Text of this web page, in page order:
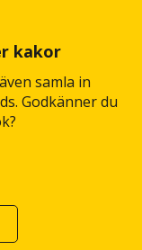
kakor
samla in
Godkänner du